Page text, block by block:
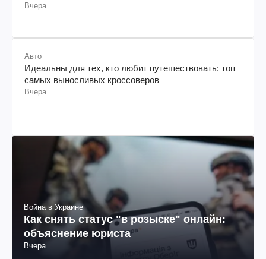
Вчера
Авто
Идеальны для тех, кто любит путешествовать: топ
самых выносливых кроссоверов
Вчера
Война в Украине
Как снять статус "в розыске" онлайн:
объяснение юриста
Вчера